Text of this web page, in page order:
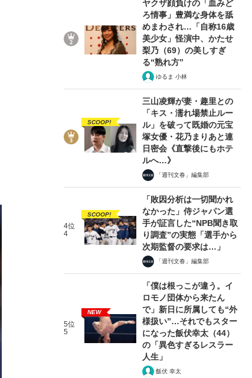
ヤクザ顔負けの「血みど
ろ情事」豊満な身体を舐
めまわされ…「自称16歳
美少女」怪演中、かたせ
梨乃（69）の美しすぎ
る“熟れ方”
ゆるま 小林
SCOOP!
三山凌輝が妻・趣里との
「キス・濡れ場禁止ルー
ル」を破って既婚の元宝
塚女優・花乃まりあと連
日密会《直撃後にもホテ
ルへ…》
「週刊文春」編集部
4位
4
SCOOP!
「敗因分析は一切聞かれ
なかった」侍ジャパン選
手が証言した“NPB聞き取
り調査”の実態「選手から
次期監督の要求は…」
「週刊文春」編集部
5位
5
NEW
「僕は根っこが違う。イ
ロモノ団体から来たん
で」新日に所属しても“外
様扱い”…それでもスター
になった飯伏幸太（44）
の「異色すぎるレスラー
人生」
飯伏 幸太